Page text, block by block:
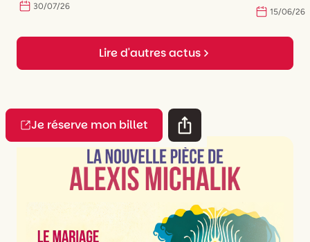
30/07/26
15/06/26
Lire d'autres actus
Je réserve mon billet